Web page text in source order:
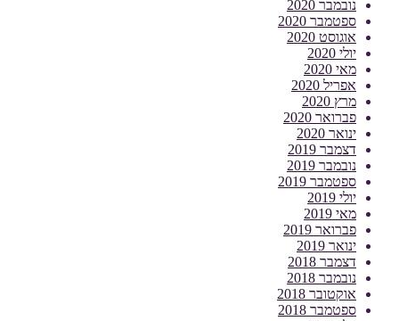
נובמבר 2020
ספטמבר 2020
אוגוסט 2020
יולי 2020
מאי 2020
אפריל 2020
מרץ 2020
פברואר 2020
ינואר 2020
דצמבר 2019
נובמבר 2019
ספטמבר 2019
יולי 2019
מאי 2019
פברואר 2019
ינואר 2019
דצמבר 2018
נובמבר 2018
אוקטובר 2018
ספטמבר 2018